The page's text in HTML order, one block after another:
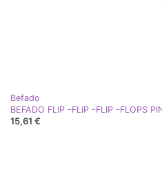
Befado
BEFADO FLIP -FLIP -FLIP -FLOPS
15,61 €